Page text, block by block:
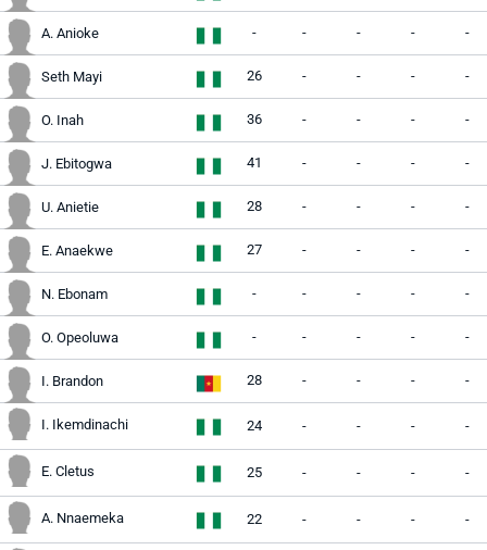
A. Anioke - - - - -
Seth Mayi 26 - - - -
O. Inah 36 - - - -
J. Ebitogwa 41 - - - -
U. Anietie 28 - - - -
E. Anaekwe 27 - - - -
N. Ebonam - - - - -
O. Opeoluwa - - - - -
I. Brandon 28 - - - -
I. Ikemdinachi 24 - - - -
E. Cletus 25 - - - -
A. Nnaemeka 22 - - - -